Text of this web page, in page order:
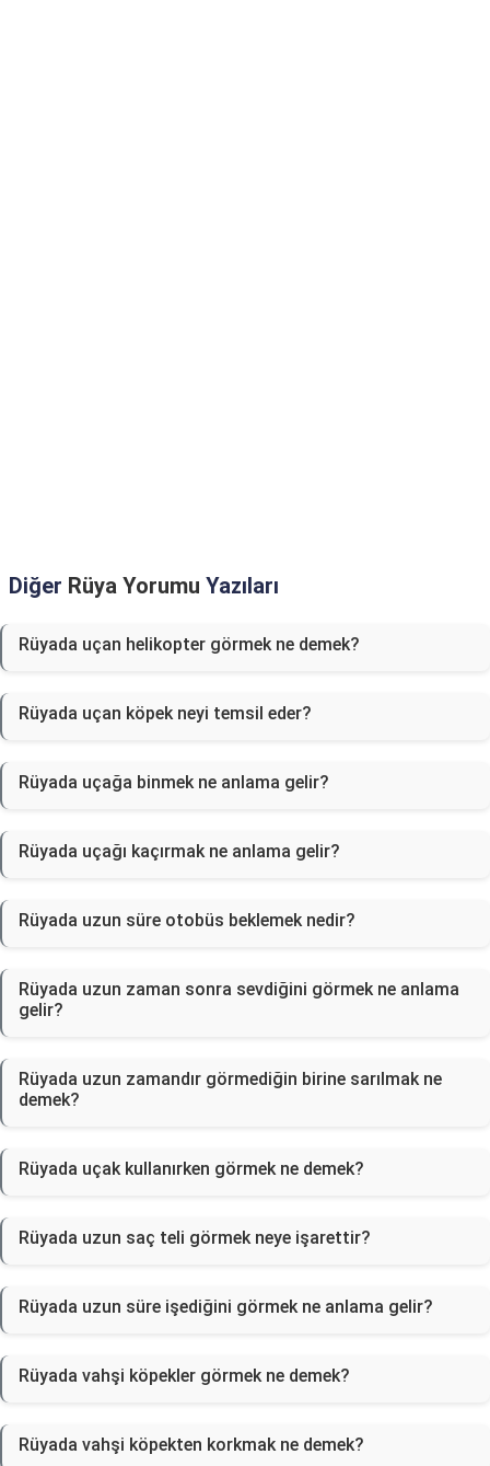
Diğer Rüya Yorumu Yazıları
Rüyada uçan helikopter görmek ne demek?
Rüyada uçan köpek neyi temsil eder?
Rüyada uçağa binmek ne anlama gelir?
Rüyada uçağı kaçırmak ne anlama gelir?
Rüyada uzun süre otobüs beklemek nedir?
Rüyada uzun zaman sonra sevdiğini görmek ne anlama
gelir?
Rüyada uzun zamandır görmediğin birine sarılmak ne
demek?
Rüyada uçak kullanırken görmek ne demek?
Rüyada uzun saç teli görmek neye işarettir?
Rüyada uzun süre işediğini görmek ne anlama gelir?
Rüyada vahşi köpekler görmek ne demek?
Rüyada vahşi köpekten korkmak ne demek?